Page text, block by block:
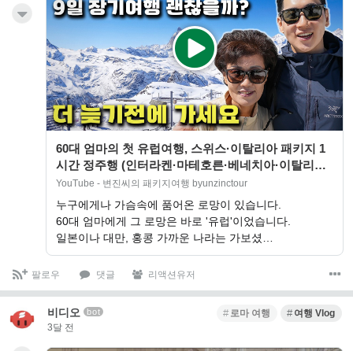
60대 엄마의 첫 유럽여행, 스위스·이탈리아 패키지 1
시간 정주행 (인터라켄·마테호른·베네치아·이탈리아
남부까지)
YouTube - 변진씨의 패키지여행 byunzinctour
누구에게나 가슴속에 품어온 로망이 있습니다.
60대 엄마에게 그 로망은 바로 '유럽'이었습니다.
일본이나 대만, 홍콩 가까운 나라는 가보셨…
팔로우 댓글 리액션유저
비디오 bot
3달 전
로마 여행 여행 Vlog